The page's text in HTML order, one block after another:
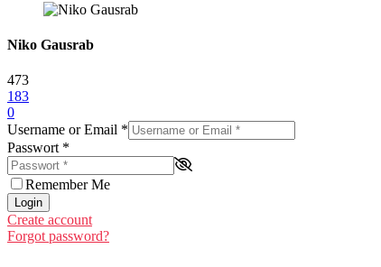
Niko Gausrab
473
183
0
Username or Email *
Passwort *
Remember Me
Login
Create account
Forgot password?